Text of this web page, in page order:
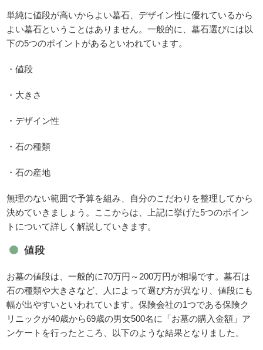
単純に値段が高いからよい墓石、デザイン性に優れているから
よい墓石ということはありません。一般的に、墓石選びには以
下の5つのポイントがあるといわれています。
・値段
・大きさ
・デザイン性
・石の種類
・石の産地
無理のない範囲で予算を組み、自分のこだわりを整理してから
決めていきましょう。ここからは、上記に挙げた5つのポイン
トについて詳しく解説していきます。
値段
お墓の値段は、一般的に70万円～200万円が相場です。墓石は
石の種類や大きさなど、人によって選び方が異なり、値段にも
幅が出やすいといわれています。保険会社の1つである保険ク
リニックが40歳から69歳の男女500名に「お墓の購入金額」ア
ンケートを行ったところ、以下のような結果となりました。